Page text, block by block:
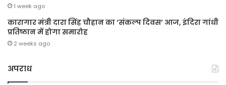
1 week ago
कारागार मंत्री दारा सिंह चौहान का ‘संकल्प दिवस’ आज, इंदिरा गांधी
प्रतिष्ठान में होगा समारोह
2 weeks ago
अपराध